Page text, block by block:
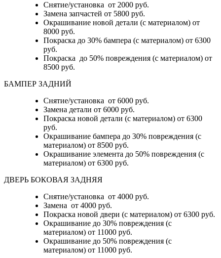
Снятие/установка от 2000 руб.
Замена запчастей от 5800 руб.
Окрашивание новой детали (с материалом) от
8000 руб.
Покраска до 30% бампера (с материалом) от 6300
руб.
Покраска до 50% повреждения (с материалом) от
8500 руб.
БАМПЕР ЗАДНИЙ
Снятие/установка от 6000 руб.
Замена детали от 6000 руб.
Покраска новой детали (с материалом) от 6300
руб.
Окрашивание бампера до 30% повреждения (с
материалом) от 8500 руб.
Окрашивание элемента до 50% повреждения (с
материалом) от 6300 руб.
ДВЕРЬ БОКОВАЯ ЗАДНЯЯ
Снятие/установка от 4000 руб.
Замена от 4000 руб.
Покраска новой двери (с материалом) от 6300 руб.
Окрашивание до 30% повреждения (с
материалом) от 11000 руб.
Окрашивание до 50% повреждения (с
материалом) от 11000 руб.